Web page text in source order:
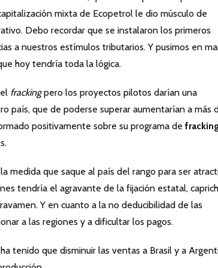
mixta de Ecopetrol le dio músculo de
Debo recordar que se instalaron los primeros
a nuestros estímulos tributarios. Y pusimos en
hoy tendría toda la lógica.
frackingpero los proyectos pilotos darían una
país, que de poderse superar aumentarían a más
positivamente sobre su programa de
medida que saque al país del rango para ser
tendría el agravante de la fijación estatal,
Y en cuanto a la no deducibilidad de las
a las regiones y a dificultar los pagos.
tenido que disminuir las ventas a Brasil y a